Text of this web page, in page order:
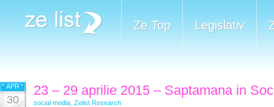
Ze Top Legislativ
APR
30
23 – 29 aprilie 2015 – Saptamana in
social media Zelist Research